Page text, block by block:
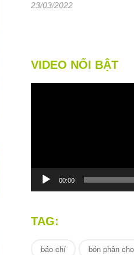
23/03/2022
VIDEO NỔI BẬT
00:00
TAG:
báo chí bón phân